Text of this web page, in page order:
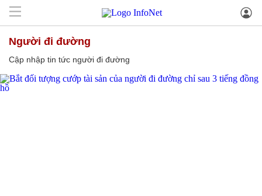
người đi đường
Cập nhập tin tức người đi đường